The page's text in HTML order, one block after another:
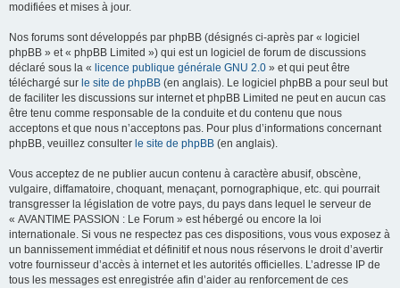
modifiées et mises à jour.
Nos forums sont développés par phpBB (désignés ci-après par « logiciel
phpBB » et « phpBB Limited ») qui est un logiciel de forum de discussions
déclaré sous la « licence publique générale GNU 2.0 » et qui peut être
téléchargé sur le site de phpBB (en anglais). Le logiciel phpBB a pour seul but
de faciliter les discussions sur internet et phpBB Limited ne peut en aucun cas
être tenu comme responsable de la conduite et du contenu que nous
acceptons et que nous n’acceptons pas. Pour plus d’informations concernant
phpBB, veuillez consulter le site de phpBB (en anglais).
Vous acceptez de ne publier aucun contenu à caractère abusif, obscène,
vulgaire, diffamatoire, choquant, menaçant, pornographique, etc. qui pourrait
transgresser la législation de votre pays, du pays dans lequel le serveur de
« AVANTIME PASSION : Le Forum » est hébergé ou encore la loi
internationale. Si vous ne respectez pas ces dispositions, vous vous exposez à
un bannissement immédiat et définitif et nous nous réservons le droit d’avertir
votre fournisseur d’accès à internet et les autorités officielles. L’adresse IP de
tous les messages est enregistrée afin d’aider au renforcement de ces